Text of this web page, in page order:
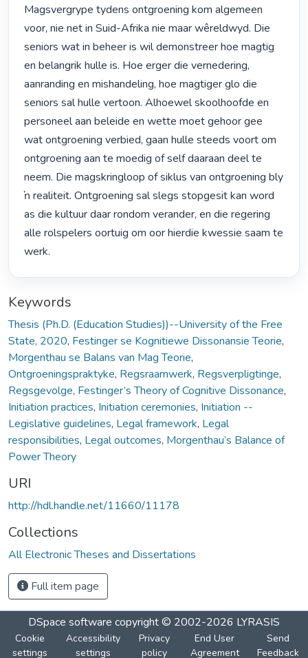
Magsvergrype tydens ontgroening kom algemeen
voor, nie net in Suid-Afrika nie maar wêreldwyd. Die
seniors wat in beheer is wil demonstreer hoe magtig
en belangrik hulle is. Hoe erger die vernedering,
aanranding en mishandeling, hoe magtiger glo die
seniors sal hulle vertoon. Alhoewel skoolhoofde en
personeel aan beleide en wette moet gehoor gee
wat ontgroening verbied, gaan hulle steeds voort om
ontgroening aan te moedig of self daaraan deel te
neem. Die magskringloop of siklus van ontgroening bly
ŉ realiteit. Ontgroening sal slegs stopgesit kan word
as die kultuur daar rondom verander, en die regering
alle rolspelers oortuig om oor hierdie kwessie saam te
werk.
Keywords
Thesis (Ph.D. (Education Studies))--University of the Free
State, 2020, Festinger se Kognitiewe Dissonansie Teorie,
Morgenthau se Balans van Mag Teorie,
Ontgroeningspraktyke, Regsraamwerk, Regsverpligtinge,
Regsgevolge, Festinger’s Theory of Cognitive Dissonance,
Initiation practices, Initiation ceremonies, Initiation --
Legislative guidelines, Legal framework, Legal
responsibilities, Legal outcomes, Morgenthau’s Balance of
Power Theory
URI
http://hdl.handle.net/11660/11178
Collections
All Electronic Theses and Dissertations
Full item page
DSpace software copyright © 2002-2026 LYRASIS
Cookie
settings
Accessibility
settings
Privacy
policy
End User
Agreement
Send
Feedback